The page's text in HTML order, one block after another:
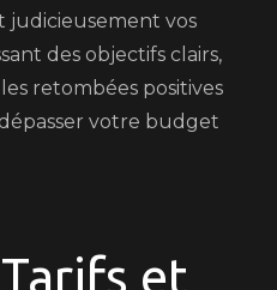
judicieusement vos
des objectifs clairs,
retombées positives
votre budget
et